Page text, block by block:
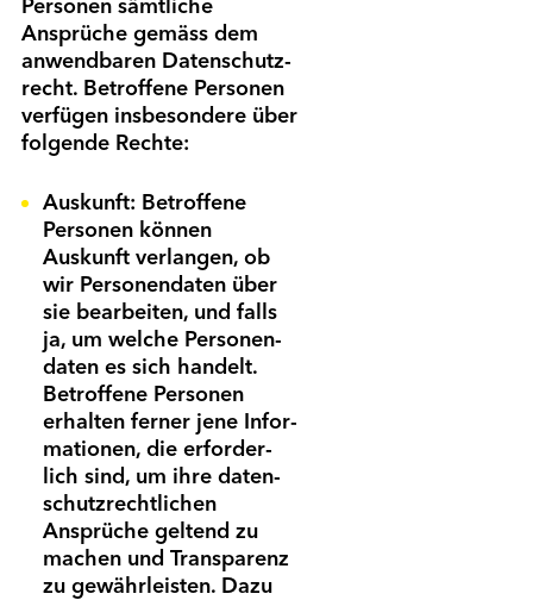
Personen sämt­liche
Ansprüche gemäss dem
anwendbaren Daten­schutz­
recht. Betroffene Personen
verfügen insbesondere über
folgende Rechte:
Auskunft: Betroffene
Personen können
Auskunft verlangen, ob
wir Personen­daten über
sie bearbeiten, und falls
ja, um welche Personen­
daten es sich handelt.
Betroffene Personen
erhalten ferner jene Infor­
mationen, die erforder­
lich sind, um ihre daten­
schutz­rechtlichen
Ansprüche geltend zu
machen und Trans­parenz
zu gewähr­leisten. Dazu